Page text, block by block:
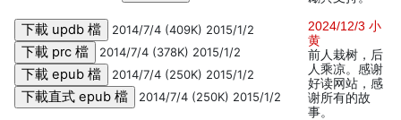
2014/7/4 (409K) 2015/1/2
2014/7/4 (378K) 2015/1/2
2014/7/4 (250K) 2015/1/2
2014/7/4 (250K) 2015/1/2
2024/12/3 小
黄
前人栽树，后
人乘凉。感谢
好读网站，感
谢所有的故
事。